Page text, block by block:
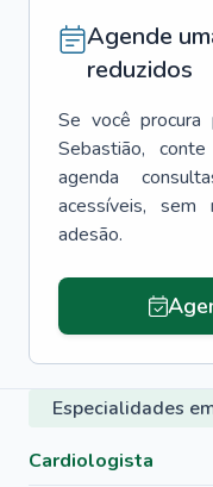
Agende
reduzidos
Se você procura
Sebastião,
agenda
acessíveis,
adesão.
Especialidades
Cardiologista